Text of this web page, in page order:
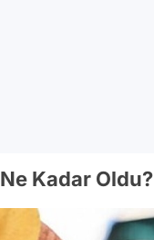
Kadar Oldu?